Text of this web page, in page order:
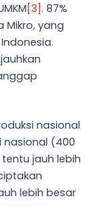
[3]. 87%
Mikro, yang
nasional
nasional (400
jauh lebih
lebih besar